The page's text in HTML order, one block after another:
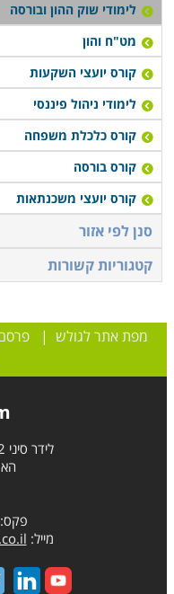
לימודי שוק ההון ובורסה
מט"ח והון
קורס יועצי השקעות
לימודי ניהול פיננסי
קורס כלכלת משפחה
קורס בורסה
קורס יועצי משכנתאות
סנן לפי אזור
קטגוריות קשורות
מפת אתר לגולש |
לידר סיני 2022 בע"מ (קורסים)
האומן
פקס: 04-6323192
מייל: